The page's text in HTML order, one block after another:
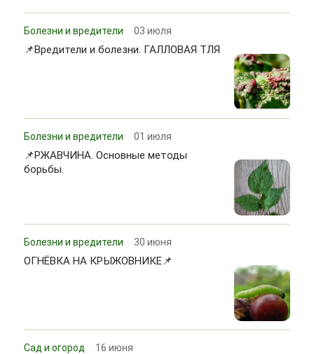
Болезни и вредители 03 июля
📌Вредители и болезни. ГАЛЛОВАЯ ТЛЯ
Болезни и вредители 01 июля
📌РЖАВЧИНА. Основные методы
борьбы.
Болезни и вредители 30 июня
ОГНЁВКА НА КРЫЖОВНИКЕ📌
Сад и огород 16 июня